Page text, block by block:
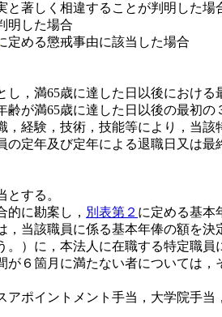
と著しく相違することが判明した場
明した場合
定める懲戒事由に該当した場合
満65歳に達した日以後における
が満65歳に達した日以後の最初
経験，技術，技能等により，当
定年及び定年による退職日又は最
する。
に勘案し， 別表第２ に定める基本
当該職員に係る基本年俸の額を決
）に，本法人に在職する特定職員
６箇月に満たない者については
ポイントメント手当，大学院手